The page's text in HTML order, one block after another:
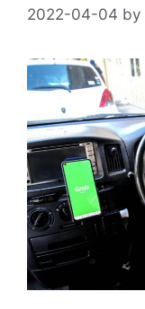
2022-04-04 by